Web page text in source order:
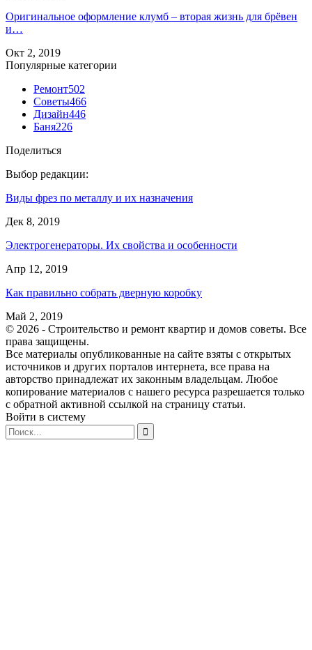
Оригинальное оформление клумб – вторая жизнь для брёвен
и…
Окт 2, 2019
Популярные категории
Ремонт502
Советы466
Дизайн446
Баня226
Поделиться
Выбор редакции:
Виды фрез по металлу и их назначения
Дек 8, 2019
Электрогенераторы. Их свойства и особенности
Апр 12, 2019
Как правильно собрать дверную коробку
Май 2, 2019
© 2026 - Строительство и ремонт квартир и домов советы. Все
права защищены.
Все материалы опубликованные на сайте взяты с открытых
источников и других порталов интернета, все права на
авторство принадлежат их законным владельцам. Любое
копирование материалов с нашего ресурса разрешается только
с обратной активной ссылкой на страницу статьи.
Войти в систему